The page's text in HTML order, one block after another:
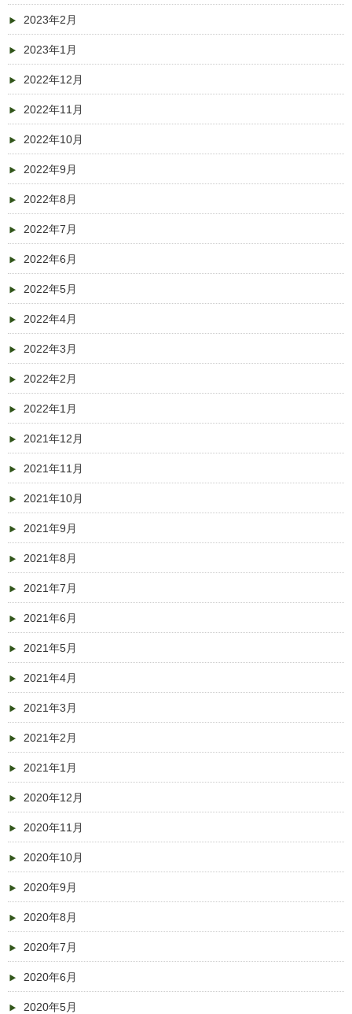
2023年2月
2023年1月
2022年12月
2022年11月
2022年10月
2022年9月
2022年8月
2022年7月
2022年6月
2022年5月
2022年4月
2022年3月
2022年2月
2022年1月
2021年12月
2021年11月
2021年10月
2021年9月
2021年8月
2021年7月
2021年6月
2021年5月
2021年4月
2021年3月
2021年2月
2021年1月
2020年12月
2020年11月
2020年10月
2020年9月
2020年8月
2020年7月
2020年6月
2020年5月